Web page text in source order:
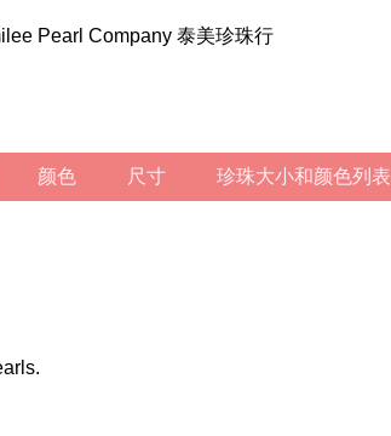
Pearl Company 泰美珍珠行
颜色 尺寸 珍珠大小和颜色列表